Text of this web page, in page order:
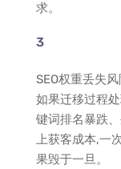
求。
SEO权重丢失风
如果迁移过程
键词排名暴跌
上获客成本,一
果毁于一旦。